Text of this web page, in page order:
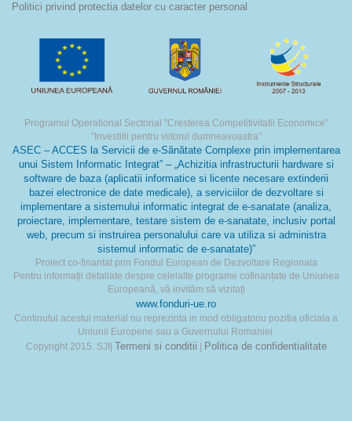
Politici privind protectia datelor cu caracter personal
Programul Operational Sectorial "Cresterea Competitivitatii Economice"
”Investitii pentru viitorul dumneavoastra”
ASEC – ACCES la Servicii de e-Sănătate Complexe prin implementarea
unui Sistem Informatic Integrat” – „Achizitia infrastructurii hardware si
software de baza (aplicatii informatice si licente necesare extinderii
bazei electronice de date medicale), a serviciilor de dezvoltare si
implementare a sistemului informatic integrat de e-sanatate (analiza,
proiectare, implementare, testare sistem de e-sanatate, inclusiv portal
web, precum si instruirea personalului care va utiliza si administra
sistemul informatic de e-sanatate)”
Proiect co-finantat prin Fondul European de Dezvoltare Regionala
Pentru informații detaliate despre celelalte programe cofinanțate de Uniunea
Europeană, vă invităm să vizitați
www.fonduri-ue.ro
Continutul acestui material nu reprezinta in mod obligatoriu pozitia oficiala a
Uniunii Europene sau a Guvernului Romaniei.
Copyright 2015. SJI| Termeni si conditii Politica de confidentialitate